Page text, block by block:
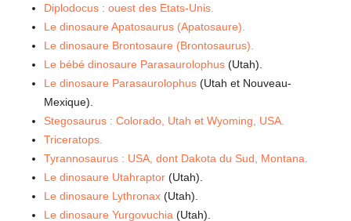
Diplodocus : ouest des Etats-Unis.
Le dinosaure Apatosaurus (Apatosaure).
Le dinosaure Brontosaure (Brontosaurus).
Le bébé dinosaure Parasaurolophus (Utah).
Le dinosaure Parasaurolophus (Utah et Nouveau-
Mexique).
Stegosaurus : Colorado, Utah et Wyoming, USA.
Triceratops.
Tyrannosaurus : USA, dont Dakota du Sud, Montana.
Le dinosaure Utahraptor (Utah).
Le dinosaure Lythronax (Utah).
Le dinosaure Yurgovuchia (Utah).